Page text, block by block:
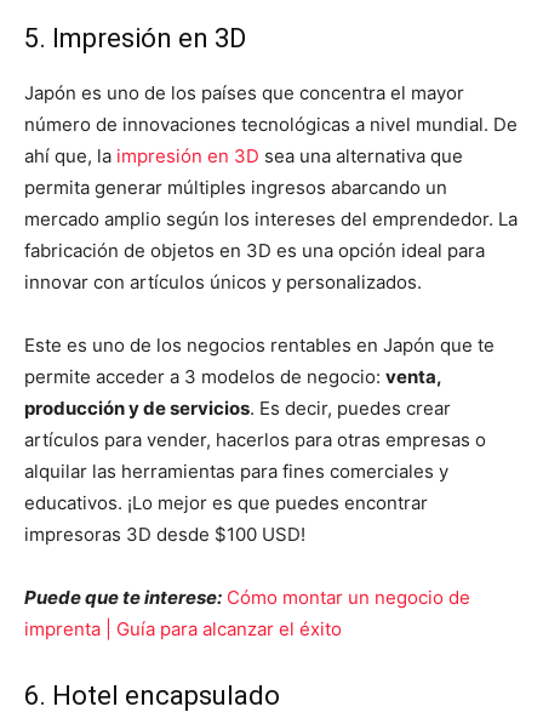
5. Impresión en 3D
Japón es uno de los países que concentra el mayor
número de innovaciones tecnológicas a nivel mundial. De
ahí que, la impresión en 3D sea una alternativa que
permita generar múltiples ingresos abarcando un
mercado amplio según los intereses del emprendedor. La
fabricación de objetos en 3D es una opción ideal para
innovar con artículos únicos y personalizados.
Este es uno de los negocios rentables en Japón que te
permite acceder a 3 modelos de negocio: venta,
producción y de servicios. Es decir, puedes crear
artículos para vender, hacerlos para otras empresas o
alquilar las herramientas para fines comerciales y
educativos. ¡Lo mejor es que puedes encontrar
impresoras 3D desde $100 USD!
Puede que te interese: Cómo montar un negocio de
imprenta | Guía para alcanzar el éxito
6. Hotel encapsulado